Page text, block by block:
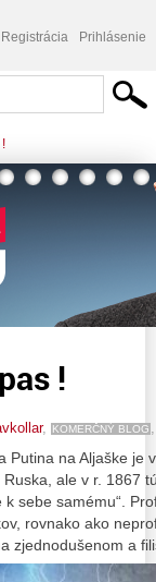
Registrácia Prihlásenie
!
, KOMERČNÝ BLOG
na Aljaške je
ale v r. 1867
sebe samému“.
rovnako ako
zjednodušenom a